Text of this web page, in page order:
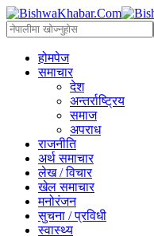
होमपेज
समाचार
देश
अन्तर्राष्ट्रिय
समाज
अपराध
राजनीति
अर्थ समाचार
लेख / विचार
खेल समाचार
मनोरंजन
सुचना / प्रविधी
स्वास्थ्य